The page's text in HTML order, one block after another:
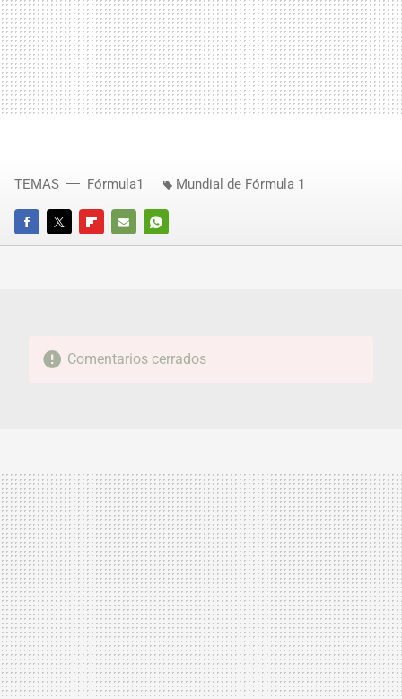
FACEBOOKTWITTERFLIPBOARD
E-
WHATSAPP
TEMAS Fórmula1 Mundial de Fórmula 1
Comentarios cerrados